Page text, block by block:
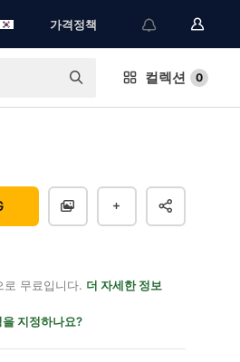
가격정책
컬렉션 0
무료입니다. 더 자세한 정보
지정하나요?